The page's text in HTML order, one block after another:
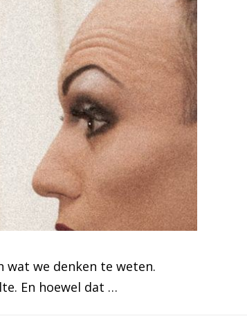
wat we denken te weten.
En hoewel dat …